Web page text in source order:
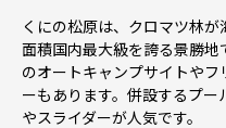
くにの松原は、クロマツ林
面積国内最大級を誇る景勝
のオートキャンプサイトや
ーもあります。併設するプ
やスライダーが人気です。